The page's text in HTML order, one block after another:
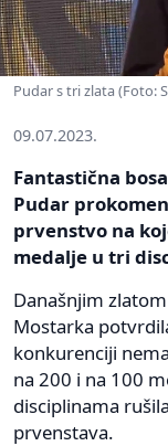
Pudar s tri zlata (Foto:
09.07.2023.
Fantastična
Pudar
prvenstvo na
medalje u tri
Današnjim
Mostarka
konkurenciji
na 200 i na 100
disciplinama
prvenstava.